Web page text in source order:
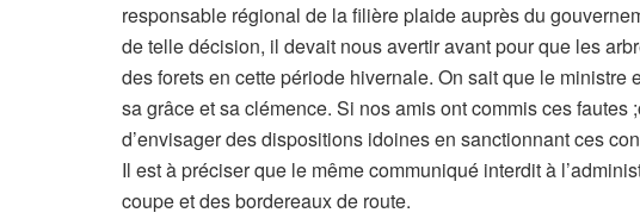
responsable régional de la filière plaide auprès du
de telle décision, il devait nous avertir avant pour que les
des forets en cette période hivernale. On sait que le
sa grâce et sa clémence. Si nos amis ont commis ces
d’envisager des dispositions idoines en sanctionnant ces
Il est à préciser que le même communiqué interdit à
coupe et des bordereaux de route.